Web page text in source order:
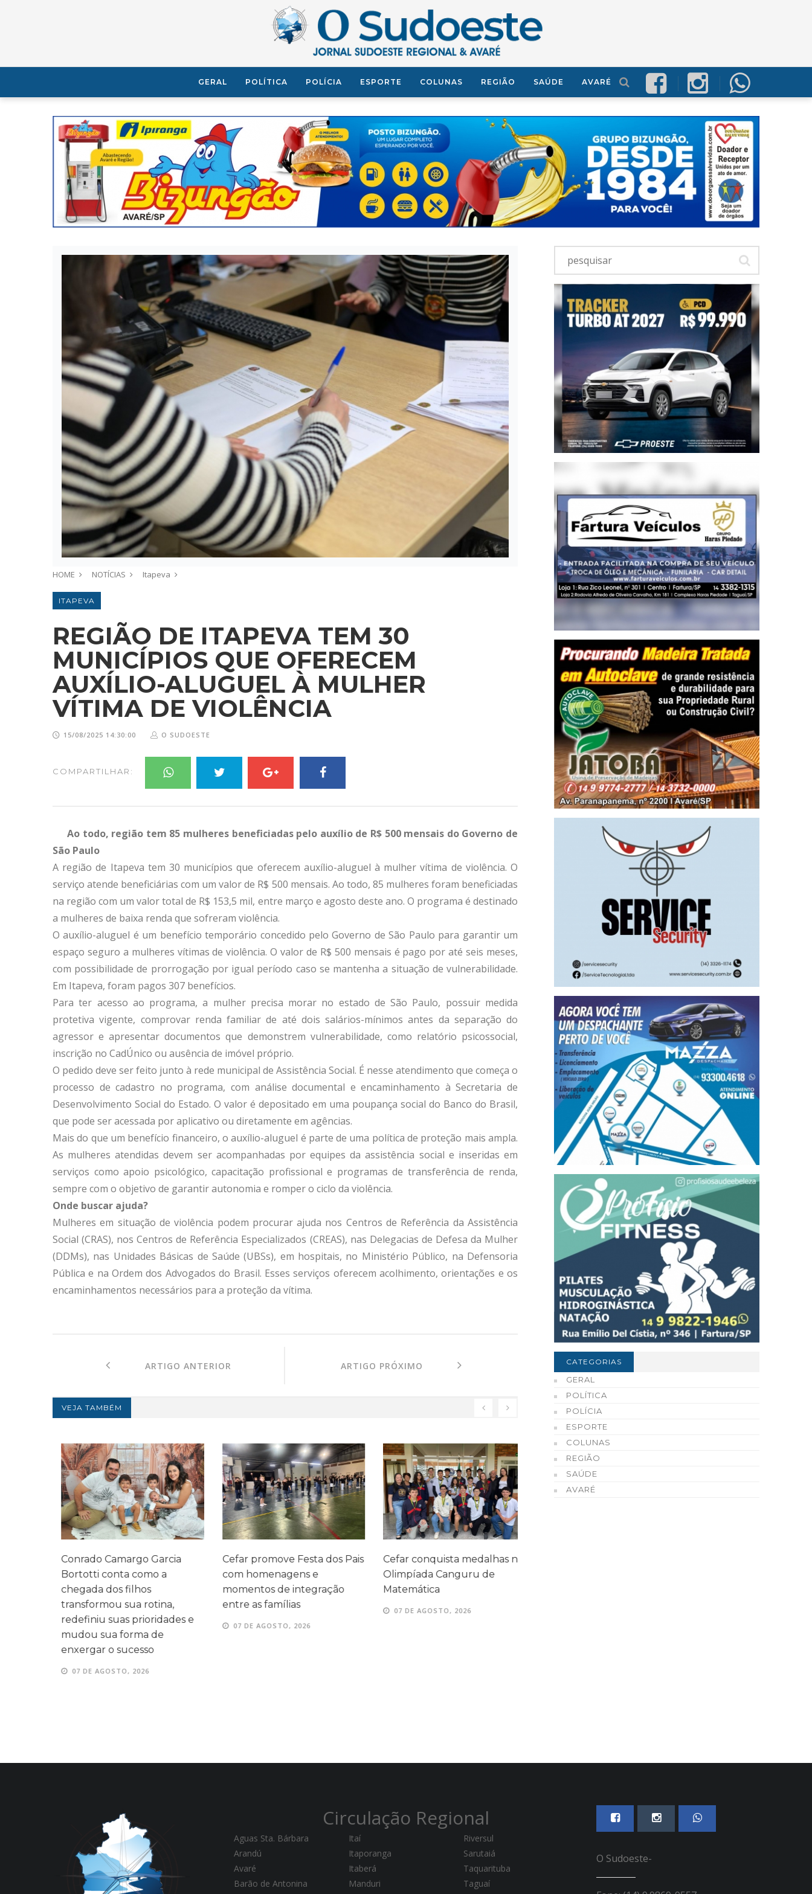
GERAL POLÍTICA POLÍCIA ESPORTE COLUNAS REGIÃO SAÚDE AVARÉ
HOME NOTÍCIAS Itapeva
ITAPEVA
REGIÃO DE ITAPEVA TEM 30
MUNICÍPIOS QUE OFERECEM
AUXÍLIO-ALUGUEL À MULHER
VÍTIMA DE VIOLÊNCIA
15/08/2025 14:30:00 O SUDOESTE
COMPARTILHAR:
Ao todo, região tem 85 mulheres beneficiadas pelo auxílio de R$ 500 mensais do Governo de
São Paulo
A região de Itapeva tem 30 municípios que oferecem auxílio-aluguel à mulher vítima de violência. O
serviço atende beneficiárias com um valor de R$ 500 mensais. Ao todo, 85 mulheres foram beneficiadas
na região com um valor total de R$ 153,5 mil, entre março e agosto deste ano. O programa é destinado
a mulheres de baixa renda que sofreram violência.
O auxílio-aluguel é um benefício temporário concedido pelo Governo de São Paulo para garantir um
espaço seguro a mulheres vítimas de violência. O valor de R$ 500 mensais é pago por até seis meses,
com possibilidade de prorrogação por igual período caso se mantenha a situação de vulnerabilidade.
Em Itapeva, foram pagos 307 benefícios.
Para ter acesso ao programa, a mulher precisa morar no estado de São Paulo, possuir medida
protetiva vigente, comprovar renda familiar de até dois salários-mínimos antes da separação do
agressor e apresentar documentos que demonstrem vulnerabilidade, como relatório psicossocial,
inscrição no CadÚnico ou ausência de imóvel próprio.
O pedido deve ser feito junto à rede municipal de Assistência Social. É nesse atendimento que começa o
processo de cadastro no programa, com análise documental e encaminhamento à Secretaria de
Desenvolvimento Social do Estado. O valor é depositado em uma poupança social do Banco do Brasil,
que pode ser acessada por aplicativo ou diretamente em agências.
Mais do que um benefício financeiro, o auxílio-aluguel é parte de uma política de proteção mais ampla.
As mulheres atendidas devem ser acompanhadas por equipes da assistência social e inseridas em
serviços como apoio psicológico, capacitação profissional e programas de transferência de renda,
sempre com o objetivo de garantir autonomia e romper o ciclo da violência.
Onde buscar ajuda?
Mulheres em situação de violência podem procurar ajuda nos Centros de Referência da Assistência
Social (CRAS), nos Centros de Referência Especializados (CREAS), nas Delegacias de Defesa da Mulher
(DDMs), nas Unidades Básicas de Saúde (UBSs), em hospitais, no Ministério Público, na Defensoria
Pública e na Ordem dos Advogados do Brasil. Esses serviços oferecem acolhimento, orientações e os
encaminhamentos necessários para a proteção da vítima.
ARTIGO ANTERIOR ARTIGO PRÓXIMO
VEJA TAMBÉM
Conrado Camargo Garcia
Bortotti conta como a
chegada dos filhos
transformou sua rotina,
redefiniu suas prioridades e
mudou sua forma de
enxergar o sucesso
07 DE AGOSTO, 2026
Cefar promove Festa dos Pais
com homenagens e
momentos de integração
entre as famílias
07 DE AGOSTO, 2026
Cefar conquista medalhas na
Olimpíada Canguru de
Matemática
07 DE AGOSTO, 2026
CATEGORIAS
GERAL
POLÍTICA
POLÍCIA
ESPORTE
COLUNAS
REGIÃO
SAÚDE
AVARÉ
Circulação Regional
Aguas Sta. Bárbara
Arandú
Avaré
Barão de Antonina
Itaí
Itaporanga
Itaberá
Manduri
Riversul
Sarutaiá
Taquarituba
Taguaí
O Sudoeste-